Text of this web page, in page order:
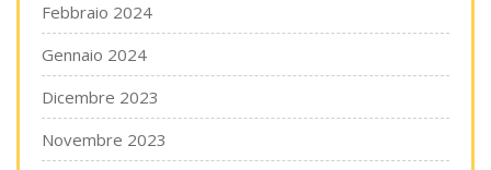
Febbraio 2024
Gennaio 2024
Dicembre 2023
Novembre 2023